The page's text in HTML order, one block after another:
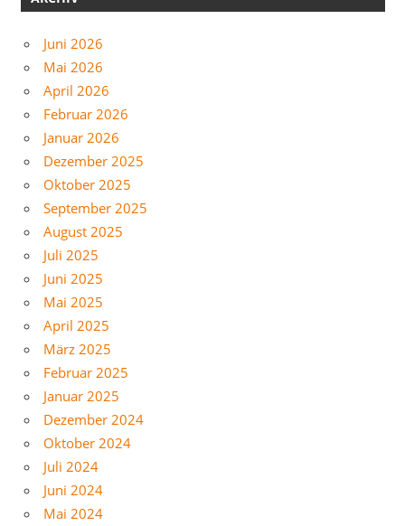
Juni 2026
Mai 2026
April 2026
Februar 2026
Januar 2026
Dezember 2025
Oktober 2025
September 2025
August 2025
Juli 2025
Juni 2025
Mai 2025
April 2025
März 2025
Februar 2025
Januar 2025
Dezember 2024
Oktober 2024
Juli 2024
Juni 2024
Mai 2024